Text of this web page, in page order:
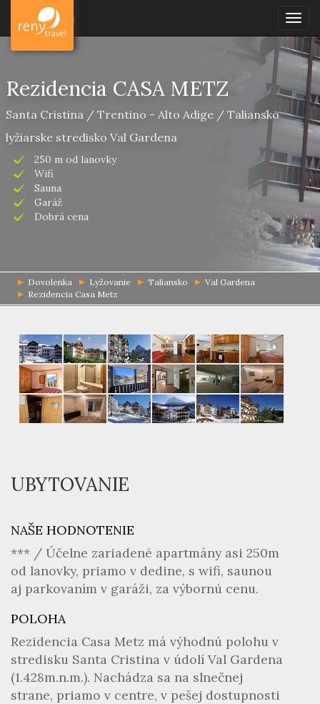
Rezidencia CASA METZ
Santa Cristina / Trentino - Alto Adige / Taliansko
lyžiarske stredisko Val Gardena
250 m od lanovky
Wifi
Sauna
Garáž
Dobrá cena
Dovolenka Lyžovanie Taliansko
Val Gardena
Rezidencia Casa Metz
UBYTOVANIE
NAŠE HODNOTENIE
*** / Účelne zariadené apartmány asi 250m
od lanovky, priamo v dedine, s wifi, saunou
aj parkovaním v garáži, za výbornú cenu.
POLOHA
Rezidencia Casa Metz má výhodnú polohu v
stredisku Santa Cristina v údolí Val Gardena
(1.428m.n.m.). Nachádza sa na slnečnej
strane, priamo v centre, v pešej dostupnosti
Dovolenka